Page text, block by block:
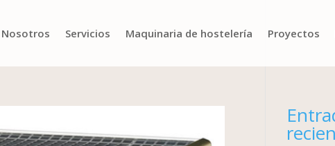
Nosotros Servicios Maquinaria de hostelería Proyectos